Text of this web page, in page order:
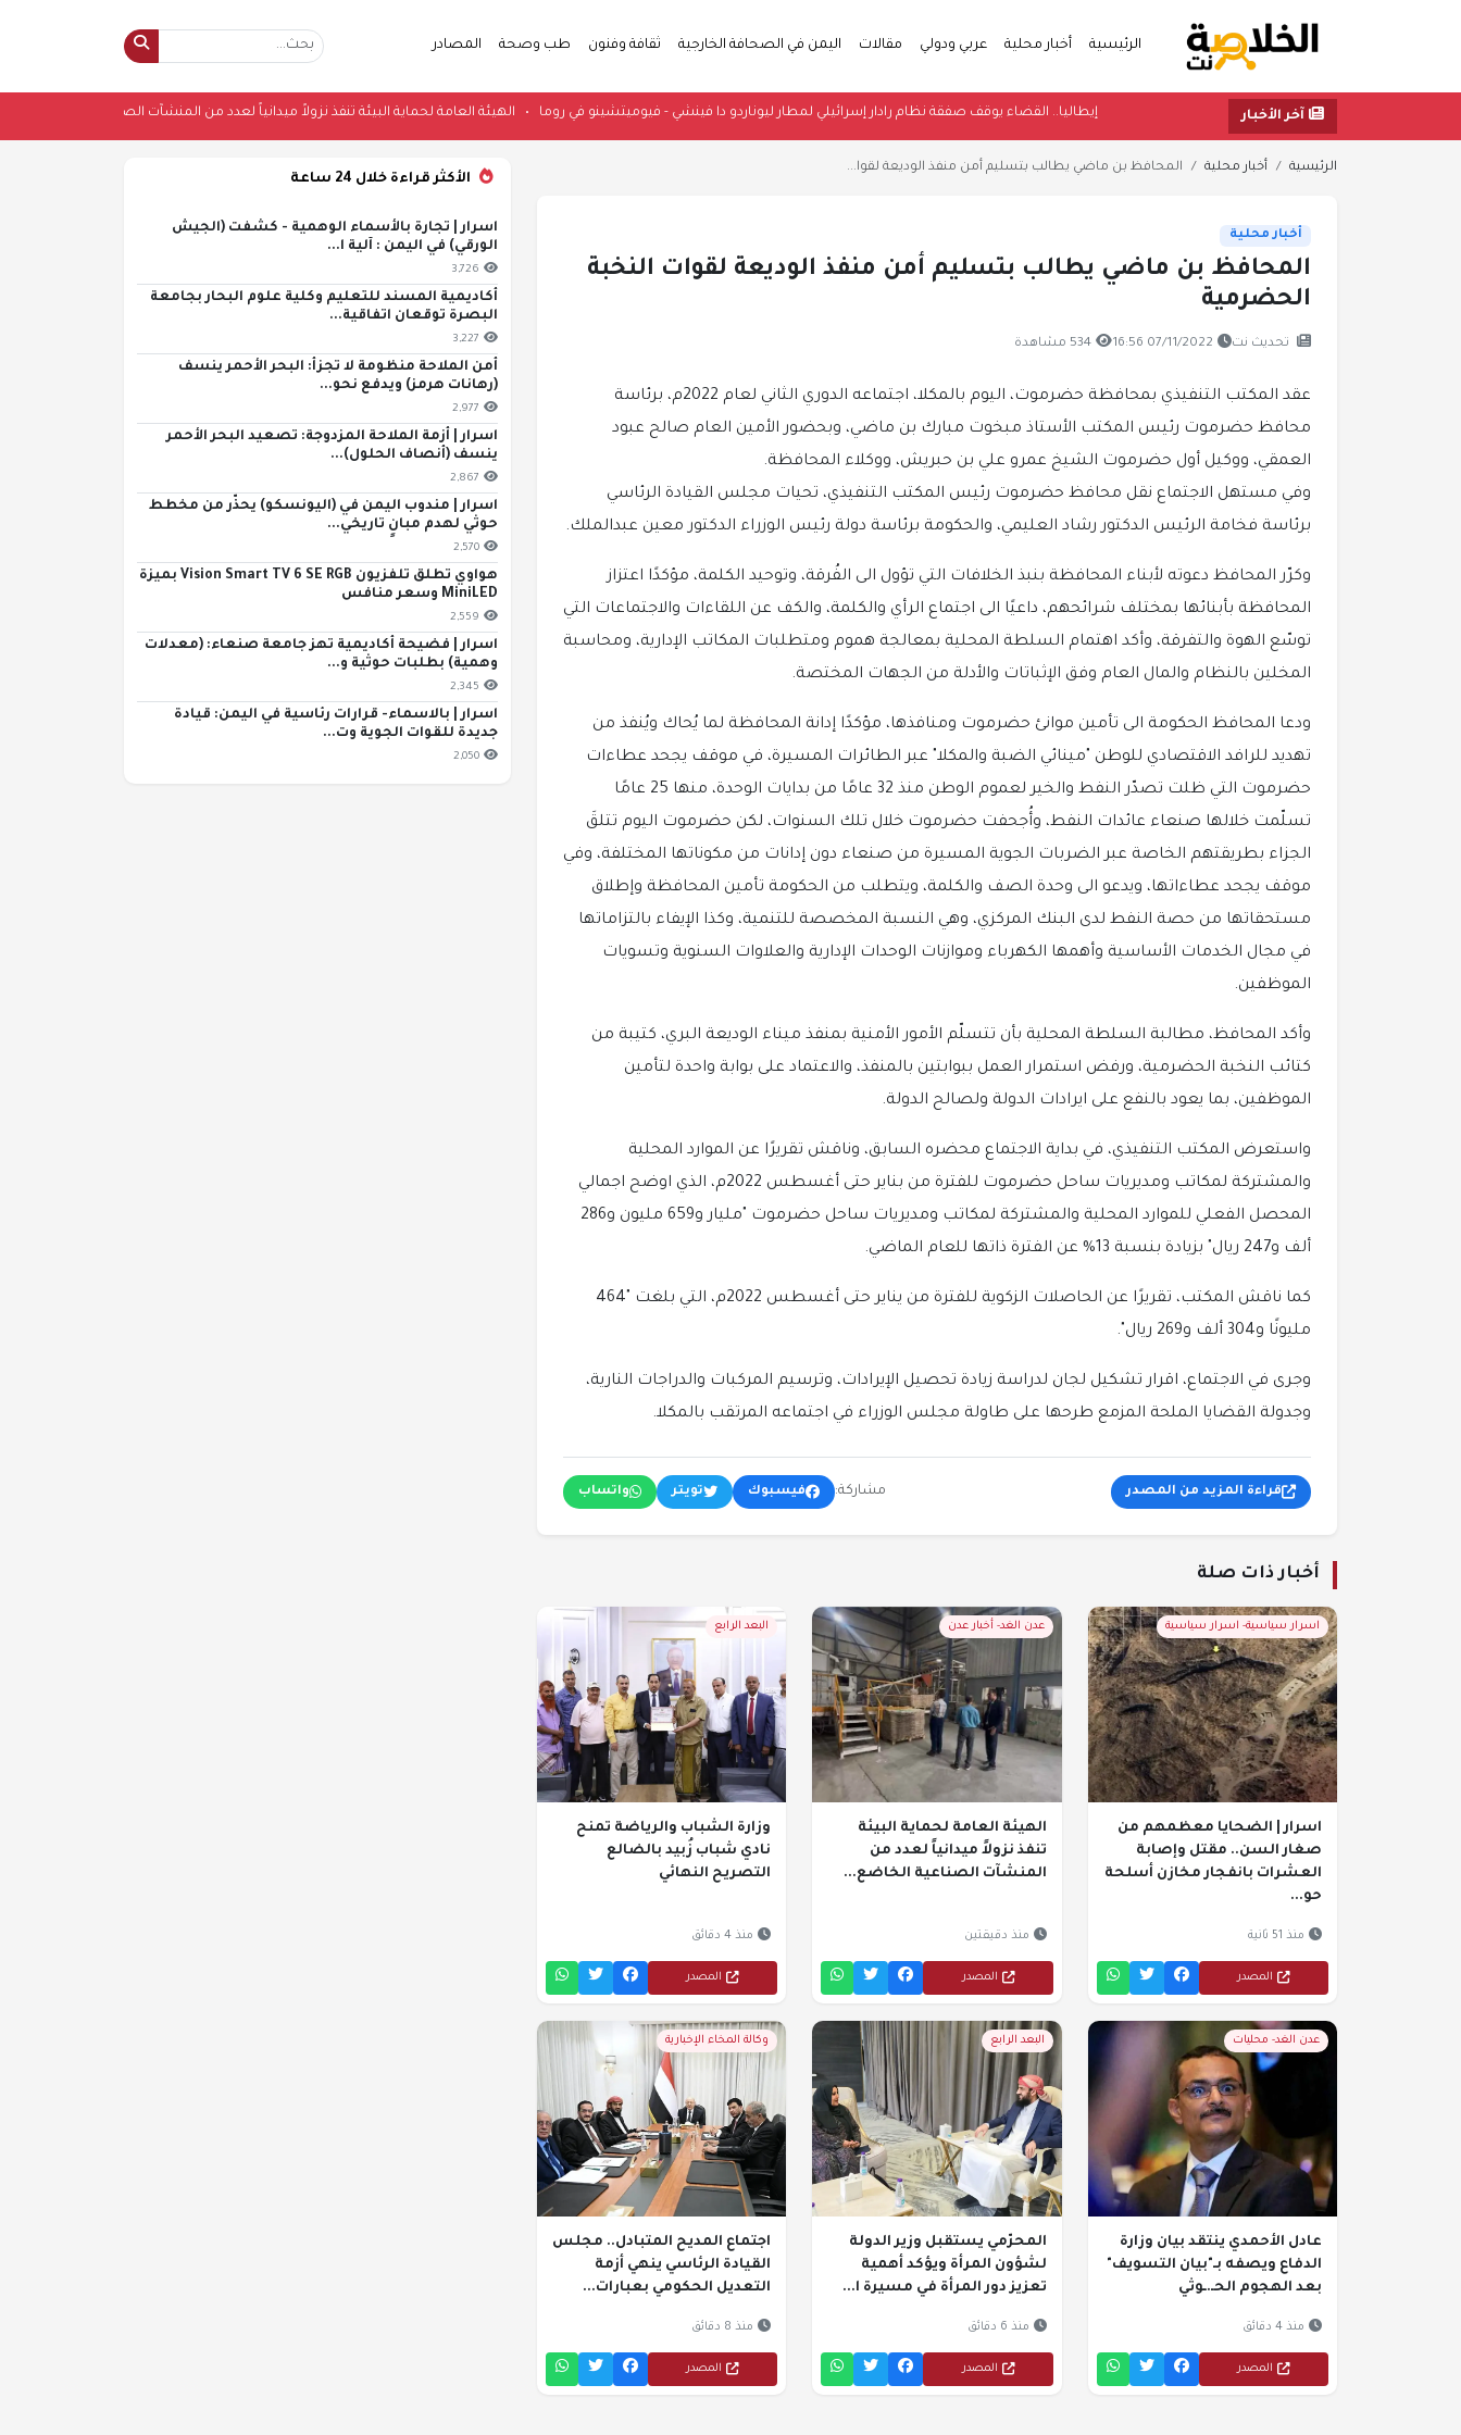
الرئيسية أخبار محلية عربي ودولي مقالات اليمن في الصحافة الخارجية ثقافة وفنون طب وصحة المصادر
آخر الأخبار إيطاليا.. القضاء يوقف صفقة نظام رادار إسرائيلي لمطار ليوناردو دا فينشي - فيوميتشينو في روما•الهيئة العامة لحماية البيئة تنفذ نزولاً ميدانياً لعدد من المنشآت الصناعية
الرئيسية أخبار محلية المحافظ بن ماضي يطالب بتسليم أمن منفذ الوديعة لقوا...
أخبار محلية
المحافظ بن ماضي يطالب بتسليم أمن منفذ الوديعة لقوات النخبة
الحضرمية
تحديث نت 07/11/2022 16:56 534 مشاهدة
عقد المكتب التنفيذي بمحافظة حضرموت، اليوم بالمكلا، اجتماعه الدوري الثاني لعام 2022م، برئاسة
محافظ حضرموت رئيس المكتب الأستاذ مبخوت مبارك بن ماضي، وبحضور الأمين العام صالح عبود
العمقي، ووكيل أول حضرموت الشيخ عمرو علي بن حبريش، ووكلاء المحافظة.
وفي مستهل الاجتماع نقل محافظ حضرموت رئيس المكتب التنفيذي، تحيات مجلس القيادة الرئاسي
برئاسة فخامة الرئيس الدكتور رشاد العليمي، والحكومة برئاسة دولة رئيس الوزراء الدكتور معين عبدالملك.
وكرّر المحافظ دعوته لأبناء المحافظة بنبذ الخلافات التي تؤول الى الفُرقة، وتوحيد الكلمة، مؤكدًا اعتزاز
المحافظة بأبنائها بمختلف شرائحهم، داعيًا الى اجتماع الرأي والكلمة، والكف عن اللقاءات والاجتماعات التي
توسّع الهوة والتفرقة، وأكد اهتمام السلطة المحلية بمعالجة هموم ومتطلبات المكاتب الإدارية، ومحاسبة
المخلين بالنظام والمال العام وفق الإثباتات والأدلة من الجهات المختصة.
ودعا المحافظ الحكومة الى تأمين موانئ حضرموت ومنافذها، مؤكدًا إدانة المحافظة لما يُحاك ويُنفذ من
تهديد للرافد الاقتصادي للوطن "مينائي الضبة والمكلا" عبر الطائرات المسيرة، في موقف يجحد عطاءات
حضرموت التي ظلت تصدّر النفط والخير لعموم الوطن منذ 32 عامًا من بدايات الوحدة، منها 25 عامًا
تسلّمت خلالها صنعاء عائدات النفط، وأُجحفت حضرموت خلال تلك السنوات، لكن حضرموت اليوم تتلقَ
الجزاء بطريقتهم الخاصة عبر الضربات الجوية المسيرة من صنعاء دون إدانات من مكوناتها المختلفة، وفي
موقف يجحد عطاءاتها، ويدعو الى وحدة الصف والكلمة، ويتطلب من الحكومة تأمين المحافظة وإطلاق
مستحقاتها من حصة النفط لدى البنك المركزي، وهي النسبة المخصصة للتنمية، وكذا الإيفاء بالتزاماتها
في مجال الخدمات الأساسية وأهمها الكهرباء وموازنات الوحدات الإدارية والعلاوات السنوية وتسويات
الموظفين.
وأكد المحافظ، مطالبة السلطة المحلية بأن تتسلّم الأمور الأمنية بمنفذ ميناء الوديعة البري، كتيبة من
كتائب النخبة الحضرمية، ورفض استمرار العمل ببوابتين بالمنفذ، والاعتماد على بوابة واحدة لتأمين
الموظفين، بما يعود بالنفع على ايرادات الدولة ولصالح الدولة.
واستعرض المكتب التنفيذي، في بداية الاجتماع محضره السابق، وناقش تقريرًا عن الموارد المحلية
والمشتركة لمكاتب ومديريات ساحل حضرموت للفترة من بناير حتى أغسطس 2022م، الذي اوضح اجمالي
المحصل الفعلي للموارد المحلية والمشتركة لمكاتب ومديريات ساحل حضرموت "مليار و659 مليون و286
ألف و247 ريال" بزيادة بنسبة 13% عن الفترة ذاتها للعام الماضي.
كما ناقش المكتب، تقريرًا عن الحاصلات الزكوية للفترة من يناير حتى أغسطس 2022م، التي بلغت "464
مليونًا و304 ألف و269 ريال".
وجرى في الاجتماع، اقرار تشكيل لجان لدراسة زيادة تحصيل الإيرادات، وترسيم المركبات والدراجات النارية،
وجدولة القضايا الملحة المزمع طرحها على طاولة مجلس الوزراء في اجتماعه المرتقب بالمكلا.
قراءة المزيد من المصدر مشاركة: فيسبوك تويتر واتساب
أخبار ذات صلة
اسرار سياسية- اسرار سياسية
اسرار | الضحايا معظمهم من
صغار السن.. مقتل وإصابة
العشرات بانفجار مخازن أسلحة
حو...
منذ 51 ثانية
المصدر
عدن الغد- أخبار عدن
الهيئة العامة لحماية البيئة
تنفذ نزولاً ميدانياً لعدد من
المنشآت الصناعية الخاضع...
منذ دقيقتين
المصدر
البعد الرابع
وزارة الشباب والرياضة تمنح
نادي شباب زُبيد بالضالع
التصريح النهائي
منذ 4 دقائق
المصدر
عدن الغد- محليات
عادل الأحمدي ينتقد بيان وزارة
الدفاع ويصفه بـ"بيان التسويف"
بعد الهجوم الحـ.ـوثي
منذ 4 دقائق
المصدر
البعد الرابع
المحرّمي يستقبل وزير الدولة
لشؤون المرأة ويؤكد أهمية
تعزيز دور المرأة في مسيرة ا...
منذ 6 دقائق
المصدر
وكالة المخاء الإخبارية
اجتماع المديح المتبادل.. مجلس
القيادة الرئاسي ينهي أزمة
التعديل الحكومي بعبارات...
منذ 8 دقائق
المصدر
الأكثر قراءة خلال 24 ساعة
اسرار | تجارة بالأسماء الوهمية - كشفت (الجيش
الورقي) في اليمن : آلية ا...
3,726
أكاديمية المسند للتعليم وكلية علوم البحار بجامعة
البصرة توقعان اتفاقية...
3,227
أمن الملاحة منظومة لا تجزأ: البحر الأحمر ينسف
(رهانات هرمز) ويدفع نحو...
2,977
اسرار | أزمة الملاحة المزدوجة: تصعيد البحر الأحمر
ينسف (أنصاف الحلول)...
2,867
اسرار | مندوب اليمن في (اليونسكو) يحذّر من مخطط
حوثي لهدم مبانٍ تاريخي...
2,570
هواوي تطلق تلفزيون Vision Smart TV 6 SE RGB بميزة
MiniLED وسعر منافس
2,559
اسرار | فضيحة أكاديمية تهز جامعة صنعاء: (معدلات
وهمية) بطلبات حوثية و...
2,345
اسرار | بالاسماء- قرارات رئاسية في اليمن: قيادة
جديدة للقوات الجوية وت...
2,050